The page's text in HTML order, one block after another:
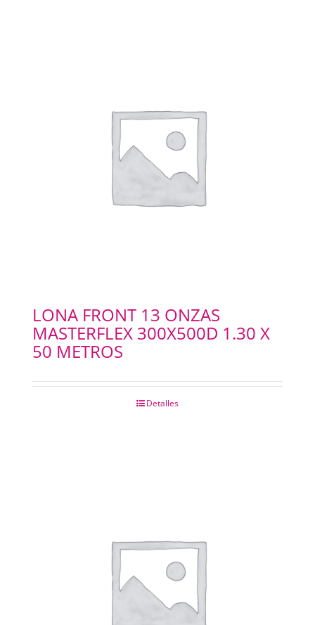
LONA FRONT 13 ONZAS
MASTERFLEX 300X500D 1.30 X
50 METROS
Detalles